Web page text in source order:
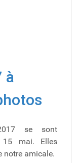
à
se sont
mai. Elles
notre amicale.